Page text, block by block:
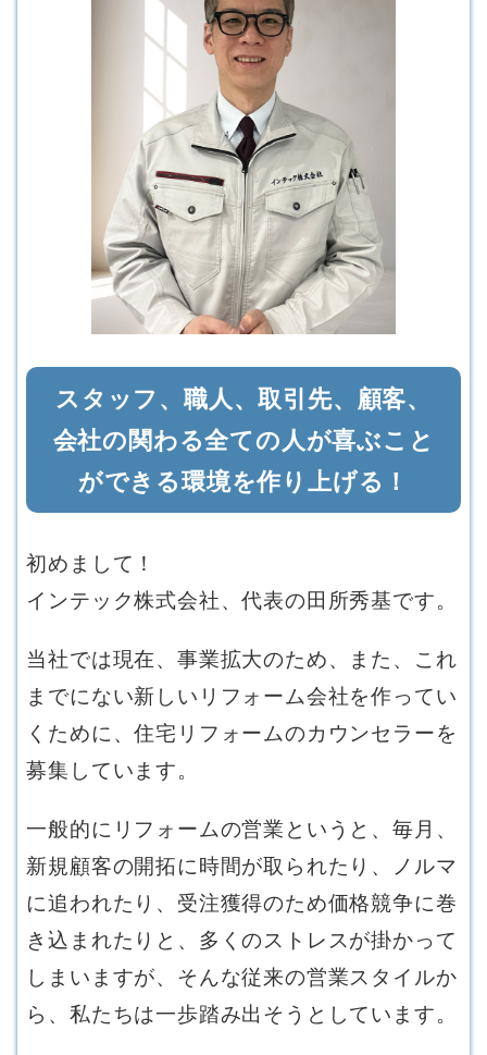
スタッフ、職人、取引先、顧客、
会社の関わる全ての人が喜ぶこと
ができる環境を作り上げる！
初めまして！
インテック株式会社、代表の田所秀基です。
当社では現在、事業拡大のため、また、これ
までにない新しいリフォーム会社を作ってい
くために、住宅リフォームのカウンセラーを
募集しています。
一般的にリフォームの営業というと、毎月、
新規顧客の開拓に時間が取られたり、ノルマ
に追われたり、受注獲得のため価格競争に巻
き込まれたりと、多くのストレスが掛かって
しまいますが、そんな従来の営業スタイルか
ら、私たちは一歩踏み出そうとしています。